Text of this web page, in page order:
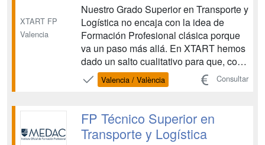
XTART FP
Valencia
Nuestro Grado Superior en Transporte y
Logística no encaja con la idea de
Formación Profesional clásica porque
va un paso más allá. En XTART hemos
dado un salto cualitativo para que, con
la más avanzada tecnología y una
metodología realmente innovadora,
dentro. Estamos en permanente
contacto con las empre...
Valencia / València Consultar
FP Técnico Superior en
Transporte y Logística